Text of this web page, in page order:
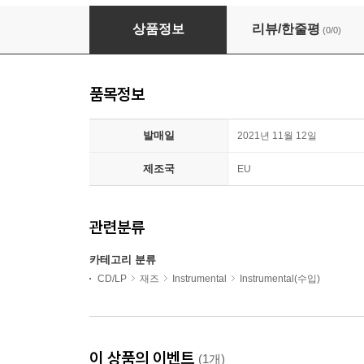
Barney Wilen - French Ballads
상품정보 리뷰/한줄평 (0/0)
품목정보
발매일 2021년 11월 12일
제조국 EU
관련분류
카테고리 분류
CD/LP 재즈 Instrumental Instrumental(수입)
이 상품의 이벤트 (1개)